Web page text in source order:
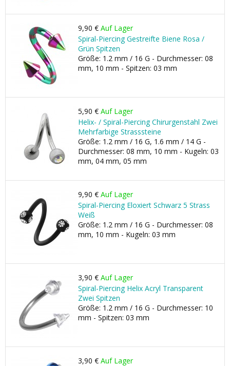
9,90 € Auf Lager
Spiral-Piercing Gestreifte Biene Rosa /
Grün Spitzen
Größe: 1.2 mm / 16 G - Durchmesser: 08
mm, 10 mm - Spitzen: 03 mm
5,90 € Auf Lager
Helix- / Spiral-Piercing Chirurgenstahl Zwei
Mehrfarbige Strasssteine
Größe: 1.2 mm / 16 G, 1.6 mm / 14 G -
Durchmesser: 08 mm, 10 mm - Kugeln: 03
mm, 04 mm, 05 mm
9,90 € Auf Lager
Spiral-Piercing Eloxiert Schwarz 5 Strass
Weiß
Größe: 1.2 mm / 16 G - Durchmesser: 08
mm, 10 mm - Kugeln: 03 mm
3,90 € Auf Lager
Spiral-Piercing Helix Acryl Transparent
Zwei Spitzen
Größe: 1.2 mm / 16 G - Durchmesser: 10
mm - Spitzen: 03 mm
3,90 € Auf Lager